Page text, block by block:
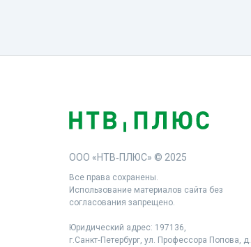
ООО «НТВ‑ПЛЮС» © 2025
Все права сохранены.
Использование материалов сайта без
согласования запрещено.
Юридический адрес: 197136,
г.Санкт‑Петербург, ул. Профессора Попова, д.